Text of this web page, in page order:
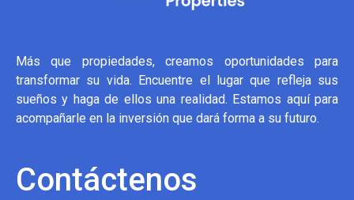
Más que propiedades, creamos oportunidades para
transformar su vida. Encuentre el lugar que refleja sus
sueños y haga de ellos una realidad. Estamos aquí para
acompañarle en la inversión que dará forma a su futuro.
Contáctenos